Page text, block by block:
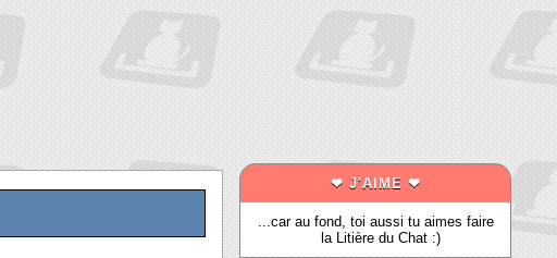
❤ J'AIME ❤
...car au fond, toi aussi tu aimes faire
la Litière du Chat :)